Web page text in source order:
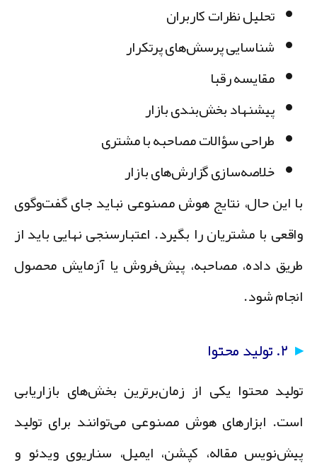
تحلیل نظرات کاربران
شناسایی پرسش‌های پرتکرار
مقایسه رقبا
پیشنهاد بخش‌بندی بازار
طراحی سؤالات مصاحبه با مشتری
خلاصه‌سازی گزارش‌های بازار
این حال، نتایج هوش مصنوعی نباید جای گفت‌وگوی
با مشتریان را بگیرد. اعتبارسنجی نهایی باید از
داده، مصاحبه، پیش‌فروش یا آزمایش محصول
شود.
۲. تولید محتوا
محتوا یکی از زمان‌برترین بخش‌های بازاریابی
ابزارهای هوش مصنوعی می‌توانند برای تولید
مقاله، کپشن، ایمیل، سناریوی ویدئو و